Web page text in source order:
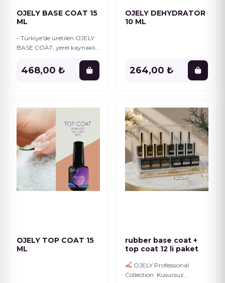
Stamp Ürünler
Sticker
TİPS
Top Coat
Toprak Seri 12
Turuncu ve Kahve Rengi Seri 12
OJELY BASE COAT 15
ML
- Türkiye'de üretilen OJELY
BASE COAT, yerel kaynaklı
şekilde hazırlanmıştır. - 15
ml boyutundaki bu ürün,
468,00 ₺
OJELY DEHYDRATOR
10 ML
264,00 ₺
OJELY TOP COAT 15
ML
rubber base coat +
top coat 12 li paket
OJELY Professional
Collection: Kusursuz